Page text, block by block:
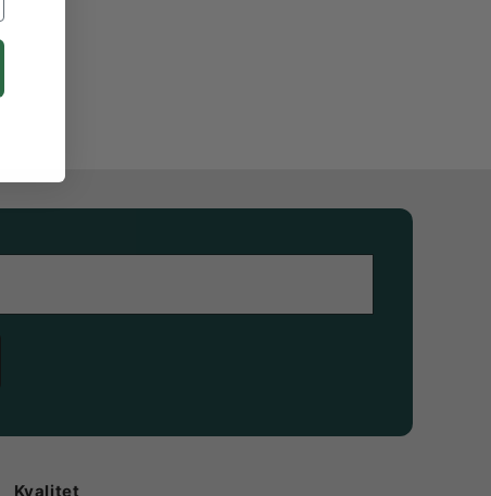
Kvalitet